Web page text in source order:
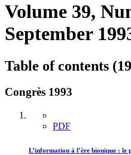
Volume 39,
September
Table of contents
Congrès 1993
PDF
L’information à l’ère bionique : le